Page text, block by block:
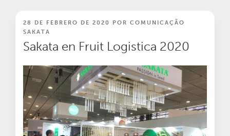
PUBLICADO
EN
28 DE FEBRERO DE 2020 POR COMUNICAÇÃO
SAKATA
Sakata en Fruit Logistica 2020